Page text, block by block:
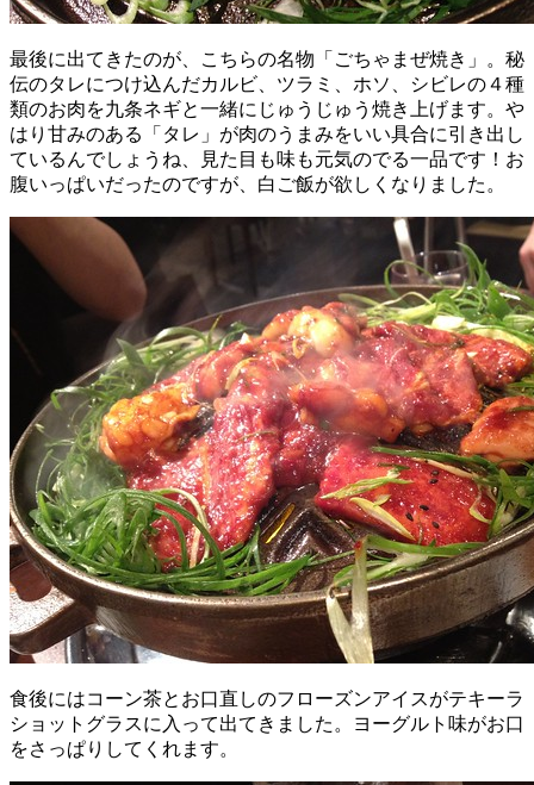
最後に出てきたのが、こちらの名物「ごちゃまぜ焼き」。秘
伝のタレにつけ込んだカルビ、ツラミ、ホソ、シビレの４種
類のお肉を九条ネギと一緒にじゅうじゅう焼き上げます。や
はり甘みのある「タレ」が肉のうまみをいい具合に引き出し
ているんでしょうね、見た目も味も元気のでる一品です！お
腹いっぱいだったのですが、白ご飯が欲しくなりました。
食後にはコーン茶とお口直しのフローズンアイスがテキーラ
ショットグラスに入って出てきました。ヨーグルト味がお口
をさっぱりしてくれます。